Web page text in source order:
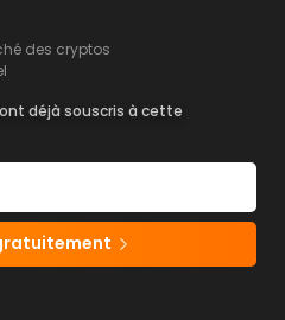
des cryptos
déjà souscris à cette